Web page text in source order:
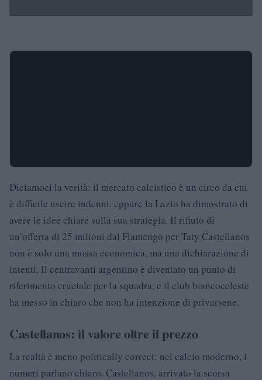
Diciamoci la verità: il mercato calcistico è un circo da cui
è difficile uscire indenni, eppure la Lazio ha dimostrato di
avere le idee chiare sulla sua strategia. Il rifiuto di
un’offerta di 25 milioni dal Flamengo per Taty Castellanos
non è solo una mossa economica, ma una dichiarazione di
intenti. Il centravanti argentino è diventato un punto di
riferimento cruciale per la squadra, e il club biancoceleste
ha messo in chiaro che non ha intenzione di privarsene.
Castellanos: il valore oltre il prezzo
La realtà è meno politically correct: nel calcio moderno, i
numeri parlano chiaro. Castellanos, arrivato la scorsa